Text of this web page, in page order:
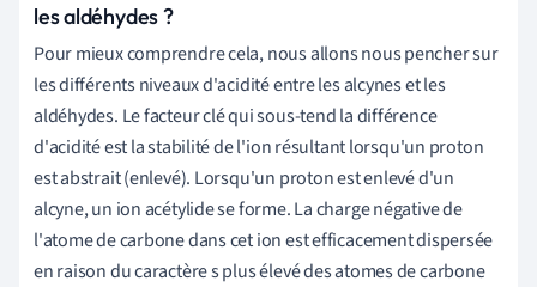
les aldéhydes ?
Pour mieux comprendre cela, nous allons nous pencher sur
les différents niveaux d'acidité entre les alcynes et les
aldéhydes. Le facteur clé qui sous-tend la différence
d'acidité est la stabilité de l'ion résultant lorsqu'un proton
est abstrait (enlevé). Lorsqu'un proton est enlevé d'un
alcyne, un ion acétylide se forme. La charge négative de
l'atome de carbone dans cet ion est efficacement dispersée
en raison du caractère s plus élevé des atomes de carbone